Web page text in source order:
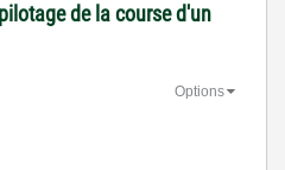
de la course d'un
Options